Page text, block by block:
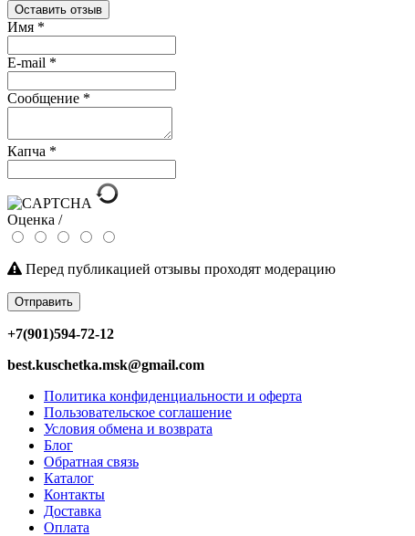
Оставить отзыв
Имя *
E-mail *
Сообщение *
Капча *
Оценка /
Перед публикацией отзывы проходят модерацию
Отправить
+7(901)594-72-12
best.kuschetka.msk@gmail.com
Политика конфиденциальности и оферта
Пользовательское соглашение
Условия обмена и возврата
Блог
Обратная связь
Каталог
Контакты
Доставка
Оплата